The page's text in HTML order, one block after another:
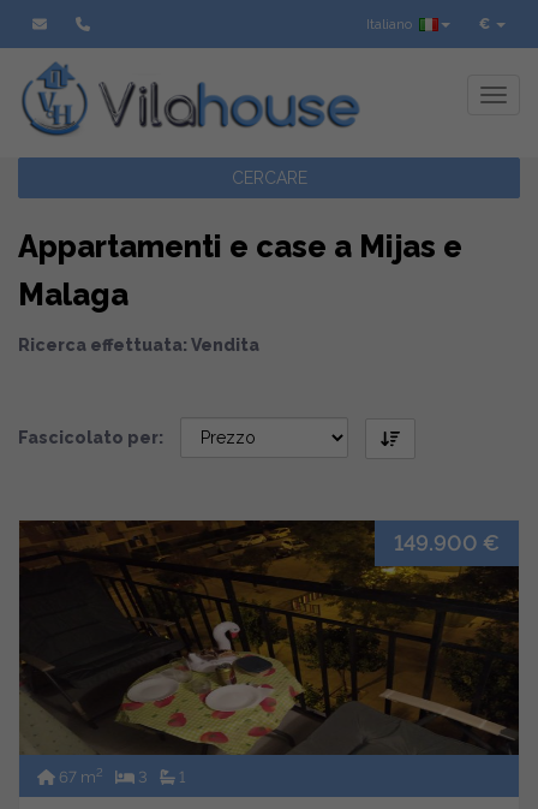
€
Italiano
CERCARE
Appartamenti e case a Mijas e
Malaga
Ricerca effettuata: Vendita
Fascicolato per:
149.900 €
67 m2 3 1